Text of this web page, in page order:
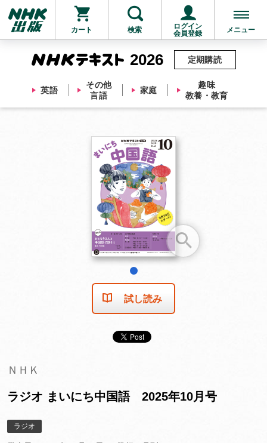
カート 検索
ログイン
会員登録
メニュー
2026
英語
その他
言語
家庭
趣味
教養・教育
定期購読
他にも商品を買う
試し読み
ＮＨＫ
ラジオ まいにち中国語 2025年10月号
ラジオ